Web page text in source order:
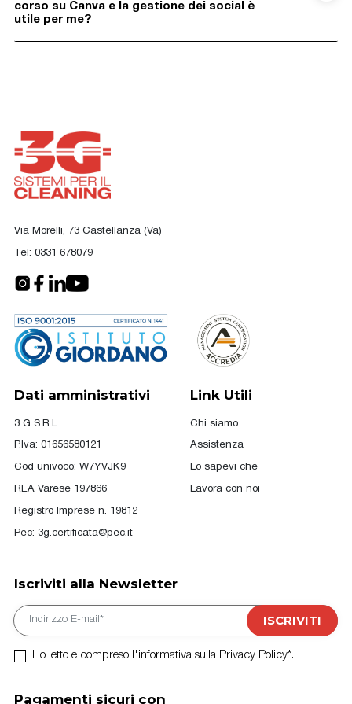
corso su Canva e la gestione dei social è
utile per me?
Via Morelli, 73 Castellanza (Va)
Tel: 0331 678079
Dati amministrativi
3 G S.R.L.
P.Iva: 01656580121
Cod univoco: W7YVJK9
REA Varese 197866
Registro Imprese n. 19812
Pec: 3g.certificata@pec.it
Link Utili
Chi siamo
Assistenza
Lo sapevi che
Lavora con noi
Iscriviti alla Newsletter
E-mail
ISCRIVITI
Ho letto e compreso l'informativa sulla Privacy Policy*.
Pagamenti sicuri con